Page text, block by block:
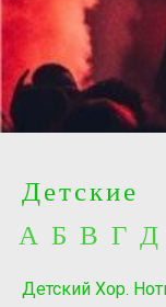
А Б В Г
Детские
Детский Хор.